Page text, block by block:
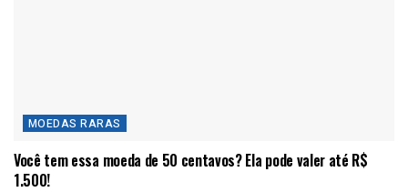
MOEDAS RARAS
Você tem essa moeda de 50 centavos? Ela pode valer até R$
1.500!